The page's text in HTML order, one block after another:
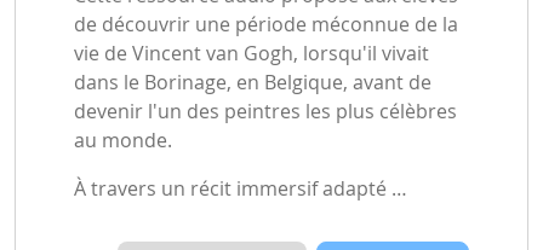
de découvrir une période méconnue de la
vie de Vincent van Gogh, lorsqu'il vivait
dans le Borinage, en Belgique, avant de
devenir l'un des peintres les plus célèbres
au monde.
À travers un récit immersif adapté …